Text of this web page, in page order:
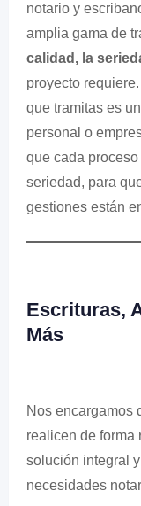
notario y
amplia gama de
calidad, la
proyecto
que tramitas es
personal o
que cada
seriedad, para
gestiones están
Escrituras,
Más
Nos encargamos
realicen de forma
solución integral
necesidades